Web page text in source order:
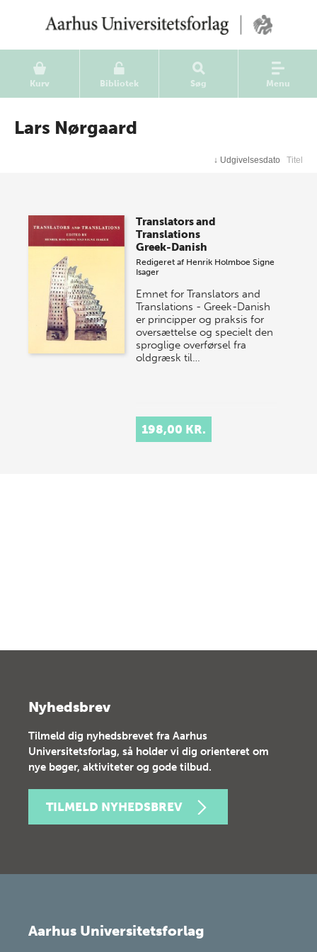
Kurv Bibliotek Søg Menu
Lars Nørgaard
↓ Udgivelsesdato Titel
Translators and
Translations
Greek-Danish
Redigeret af Henrik Holmboe Signe
Isager
Emnet for Translators and
Translations - Greek-Danish
er principper og praksis for
oversættelse og specielt den
sproglige overførsel fra
oldgræsk til…
198,00 KR.
Nyhedsbrev
Tilmeld dig nyhedsbrevet fra Aarhus
Universitetsforlag, så holder vi dig orienteret om
nye bøger, aktiviteter og gode tilbud.
TILMELD NYHEDSBREV
Aarhus Universitetsforlag